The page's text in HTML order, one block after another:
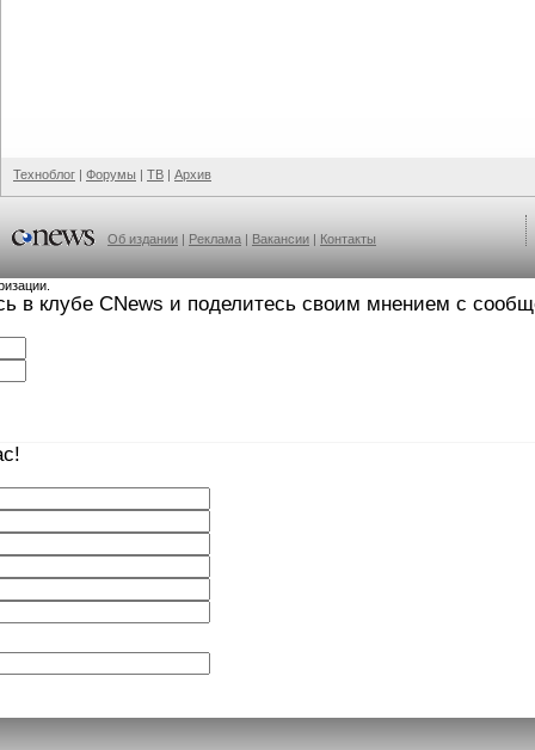
Техноблог | Форумы | ТВ | Архив
Об издании | Реклама | Вакансии | Контакты
в клубе CNews и поделитесь своим мнением с